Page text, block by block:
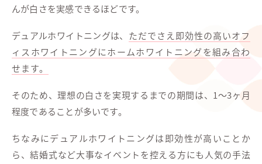
んが白さを実感できるほどです。
デュアルホワイトニングは、 ただでさえ即効性の高いオフ
ィスホワイトニングにホームホワイトニングを組み合わ
せます。
そのため、理想の白さを実現するまでの期間は、1～3ヶ月
程度であることが多いです。
ちなみにデュアルホワイトニングは即効性が高いことか
ら、結婚式など大事なイベントを控える方にも人気の手法